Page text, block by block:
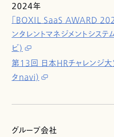
2024年
「BOXIL SaaS AWARD
ンタレントマネジメントシス
ビ)
第13回 日本HRチャレンジ
タnavi)
グループ会社